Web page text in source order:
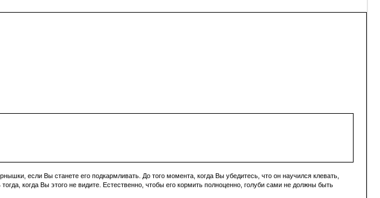
если Вы станете его подкармливать. До того момента, когда Вы убедитесь, что он научился клевать,
когда Вы этого не видите. Естественно, чтобы его кормить полноценно, голуби сами не должны быть